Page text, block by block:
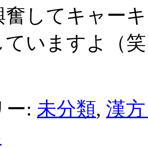
奮してキャー
ていますよ（
ー: 未分類, 漢